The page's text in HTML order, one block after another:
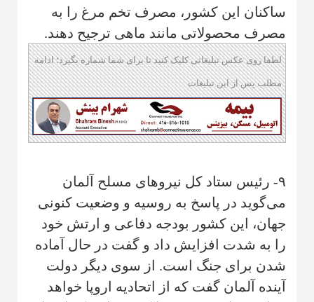
ساکنان این کشور، مصرف تخم مرغ را به
مصرف محصولاتی مانند ماهی ترجیح دهند.
لطفا روی عکس تبلیغاتی کلیک کنید تا برای شما شماره بگیرد؛ ادامه
مطلب پس از این تبلیغات
۹- رئیس ستاد کل نیروهای مسلح آلمان
می‌گوید در پاسخ به روسیه و وضعیت کنونی
جهان، این کشور بودجه دفاعی و ارتش خود
را به شدت افزایش داد و گفت در حال آماده
شدن برای جنگ است. از سوی دیگر دولت
آینده آلمان گفت که از اتحادیه اروپا خواهد